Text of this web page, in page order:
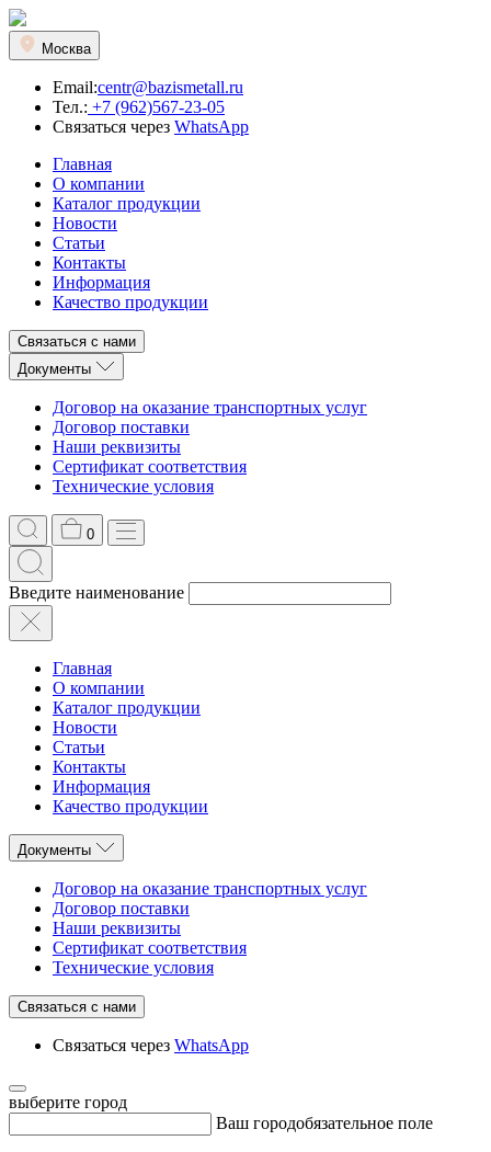
Москва
Email:centr@bazismetall.ru
Тел.: +7 (962)567-23-05
Связаться через WhatsApp
Главная
О компании
Каталог продукции
Новости
Статьи
Контакты
Информация
Качество продукции
Связаться с нами
Документы
Договор на оказание транспортных услуг
Договор поставки
Наши реквизиты
Сертификат соответствия
Технические условия
0
Введите наименование
Главная
О компании
Каталог продукции
Новости
Статьи
Контакты
Информация
Качество продукции
Документы
Договор на оказание транспортных услуг
Договор поставки
Наши реквизиты
Сертификат соответствия
Технические условия
Связаться с нами
Связаться через WhatsApp
выберите город
Ваш городобязательное поле